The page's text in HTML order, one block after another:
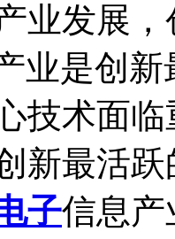
业发展
业是创
技术面
新最活
子信息产